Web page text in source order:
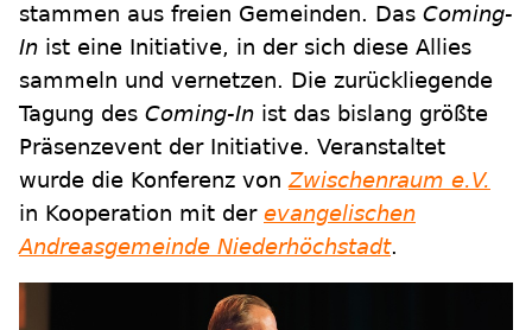
stammen aus freien Gemeinden. Das Coming-
In ist eine Initiative, in der sich diese Allies
sammeln und vernetzen. Die zurückliegende
Tagung des Coming-In ist das bislang größte
Präsenzevent der Initiative. Veranstaltet
wurde die Konferenz von Zwischenraum e.V.
in Kooperation mit der evangelischen
Andreasgemeinde Niederhöchstadt.